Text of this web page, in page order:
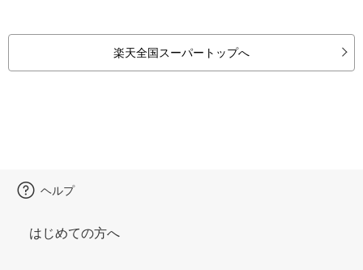
楽天全国スーパートップへ
ヘルプ
はじめての方へ